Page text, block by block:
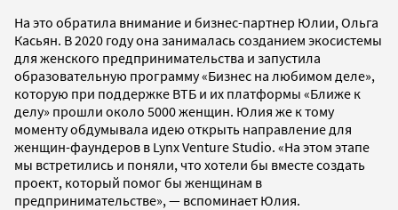
На это обратила внимание и бизнес-партнер Юлии, Ольга
Касьян. В 2020 году она занималась созданием экосистемы
для женского предпринимательства и запустила
образовательную программу «Бизнес на любимом деле»,
которую при поддержке ВТБ и их платформы «Ближе к
делу» прошли около 5000 женщин. Юлия же к тому
моменту обдумывала идею открыть направление для
женщин-фаундеров в Lynx Venture Studio. «На этом этапе
мы встретились и поняли, что хотели бы вместе создать
проект, который помог бы женщинам в
предпринимательстве», — вспоминает Юлия.